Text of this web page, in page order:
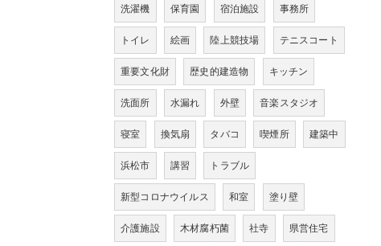
洗濯機 保育園 宿泊施設 事務所
トイレ 絵画 陸上競技場 テニスコート
重要文化財 歴史的建造物 キッチン
洗面所 水漏れ 外壁 音楽スタジオ
寝室 換気扇 タバコ 喫煙所 建築中
浜松市 講習 トラブル
新型コロナウイルス 和室 塗り壁
介護施設 木材腐朽菌 社寺 県営住宅